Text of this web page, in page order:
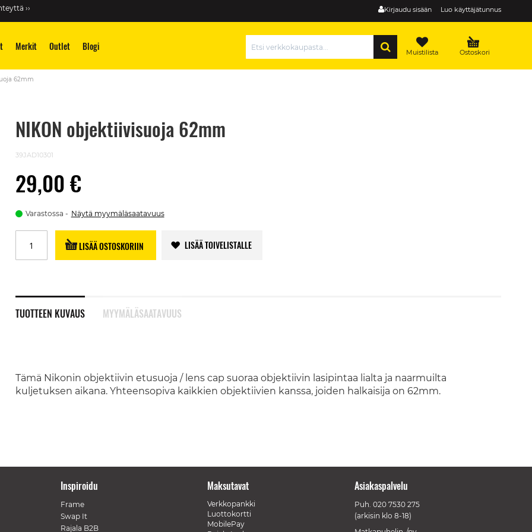
Kirjaudu sisään Luo käyttäjätunnus
››
Merkit Outlet Blogi Ostoskori
Muistilista
62mm
NIKON objektiivisuoja 62mm
39JAD10301
29,00 €
Varastossa Näytä myymäläsaatavuus
LISÄÄ OSTOSKORIIN LISÄÄ TOIVELISTALLE
TUOTTEEN KUVAUS
Tämä Nikonin objektiivin etusuoja / lens cap suoraa objektiivin lasipintaa lialta ja naarmuilta
kuljetuksen aikana. Yhteensopiva kaikkien objektiivien kanssa, joiden halkaisija on 62mm.
MYYMÄLÄSAATAVUUS
Inspiroidu
Frame
Swap It
Rajala B2B
Maksutavat
Verkkopankki
Luottokortti
MobilePay
Asiakaspalvelu
Puh. 020 7530 275
(arkisin klo 8-18)